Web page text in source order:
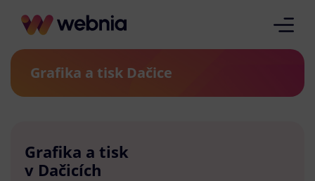
Grafika a tisk Dačice
Grafika a tisk
v Dačicích